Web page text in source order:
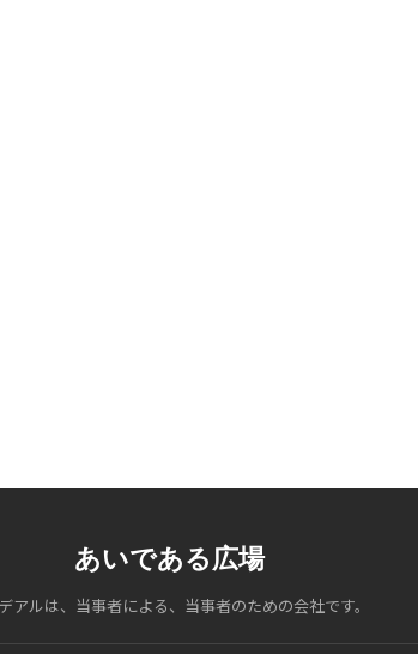
あいである広場
アルは、当事者による、当事者のための会社です。